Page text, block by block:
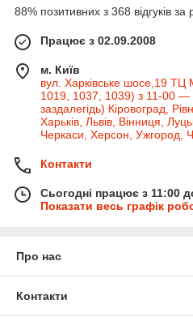
88% позитивних з 368 відгуків за
Працює з 02.09.2008
м. Київ
вул. Харківське шосе,19 ТЦ
1019, 1037, 1039) з 11-00
заздалегідь) Кіровоград,
Харьків, Львів, Вінниця,
Черкаси, Херсон, Ужгород,
Контакти
Сьогодні працює з 11:00
Показати весь графік
Про нас
Контакти